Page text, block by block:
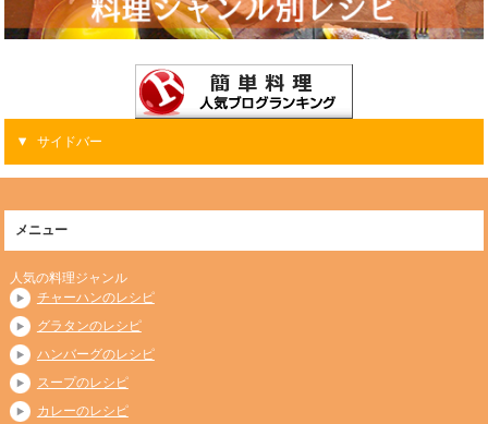
サイドバー
メニュー
人気の料理ジャンル
チャーハンのレシピ
グラタンのレシピ
ハンバーグのレシピ
スープのレシピ
カレーのレシピ